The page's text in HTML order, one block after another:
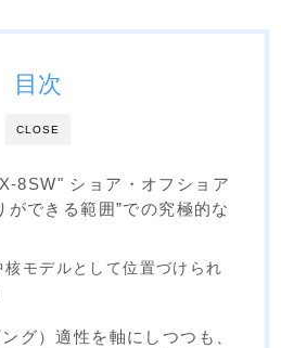
CLOSE
目次
8SW" ショア・オフショア
ができる範囲”での究極的な
核モデルとして位置づけられ
グ）適性を軸にしつつも、